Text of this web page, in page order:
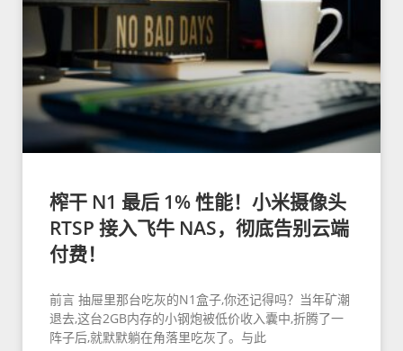
榨干 N1 最后 1% 性能！小米摄像头
RTSP 接入飞牛 NAS，彻底告别云端
付费！
前言 抽屉里那台吃灰的N1盒子,你还记得吗？当年矿潮
退去,这台2GB内存的小钢炮被低价收入囊中,折腾了一
阵子后,就默默躺在角落里吃灰了。与此